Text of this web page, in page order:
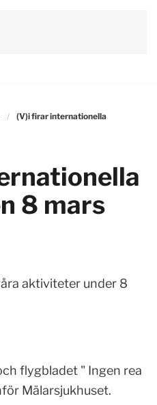
(V)i firar internationella
8 mars
aktiviteter under 8
flygbladet " Ingen rea
Mälarsjukhuset.